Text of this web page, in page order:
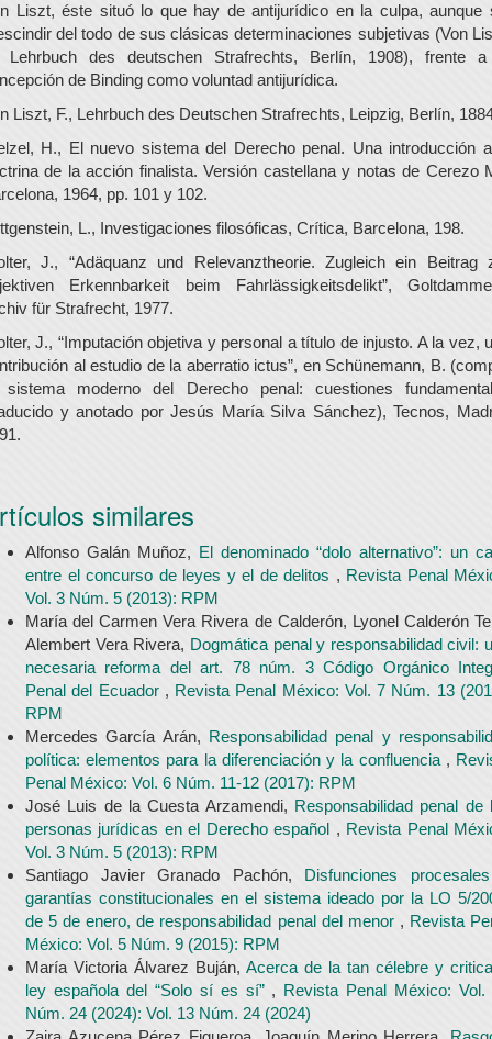
Liszt, éste situó lo que hay de antijurídico en la culpa, aunque
del todo de sus clásicas determinaciones subjetivas (Von
Lehrbuch des deutschen Strafrechts, Berlín, 1908), frente
de Binding como voluntad antijurídica.
Liszt, F., Lehrbuch des Deutschen Strafrechts, Leipzig, Berlín,
H., El nuevo sistema del Derecho penal. Una introducción
de la acción finalista. Versión castellana y notas de Cerezo
1964, pp. 101 y 102.
L., Investigaciones filosóficas, Crítica, Barcelona, 198.
J., “Adäquanz und Relevanztheorie. Zugleich ein Beitrag
Erkennbarkeit beim Fahrlässigkeitsdelikt”,
für Strafrecht, 1977.
J., “Imputación objetiva y personal a título de injusto. A la vez,
al estudio de la aberratio ictus”, en Schünemann, B.
moderno del Derecho penal: cuestiones
y anotado por Jesús María Silva Sánchez), Tecnos,
similares
Alfonso Galán Muñoz, El denominado “dolo alternativo”: un
entre el concurso de leyes y el de delitos , Revista Penal
Vol. 3 Núm. 5 (2013): RPM
María del Carmen Vera Rivera de Calderón, Lyonel Calderón
Alembert Vera Rivera, Dogmática penal y responsabilidad civil:
necesaria reforma del art. 78 núm. 3 Código Orgánico
Penal del Ecuador , Revista Penal México: Vol. 7 Núm. 13
RPM
Mercedes García Arán, Responsabilidad penal y
política: elementos para la diferenciación y la confluencia ,
Penal México: Vol. 6 Núm. 11-12 (2017): RPM
José Luis de la Cuesta Arzamendi, Responsabilidad penal de
personas jurídicas en el Derecho español , Revista Penal
Vol. 3 Núm. 5 (2013): RPM
Santiago Javier Granado Pachón, Disfunciones
garantías constitucionales en el sistema ideado por la LO 5/
de 5 de enero, de responsabilidad penal del menor , Revista
México: Vol. 5 Núm. 9 (2015): RPM
María Victoria Álvarez Buján, Acerca de la tan célebre y
ley española del “Solo sí es sí” , Revista Penal México: Vol.
Núm. 24 (2024): Vol. 13 Núm. 24 (2024)